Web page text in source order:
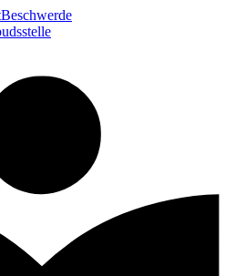
Beschwerde